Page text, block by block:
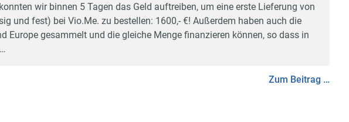
wir binnen 5 Tagen das Geld auftreiben, um eine erste Lieferung von
und fest) bei Vio.Me. zu bestellen: 1600,- €! Außerdem haben auch die
Europe gesammelt und die gleiche Menge finanzieren können, so dass in
Zum Beitrag …